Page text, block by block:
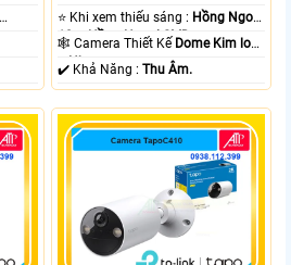
⭐ Khi xem thiếu sáng : Hồng Ngoại
10m Hồng Ngoại SMD.
🕸️ Camera Thiết Kế Dome Kim loại
+ Nhựa.
️✔️ Khả Năng :Thu Âm.